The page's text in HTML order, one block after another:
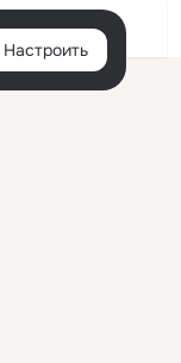
Настроить